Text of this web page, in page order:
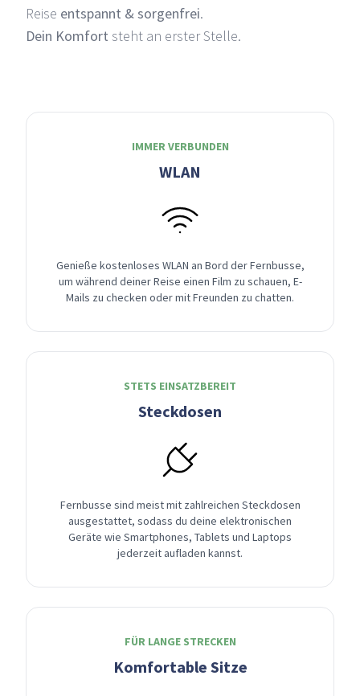
Reise entspannt & sorgenfrei.
Dein Komfort steht an erster Stelle.
IMMER VERBUNDEN
WLAN
Genieße kostenloses WLAN an Bord der Fernbusse,
um während deiner Reise einen Film zu schauen, E-
Mails zu checken oder mit Freunden zu chatten.
STETS EINSATZBEREIT
Steckdosen
Fernbusse sind meist mit zahlreichen Steckdosen
ausgestattet, sodass du deine elektronischen
Geräte wie Smartphones, Tablets und Laptops
jederzeit aufladen kannst.
FÜR LANGE STRECKEN
Komfortable Sitze